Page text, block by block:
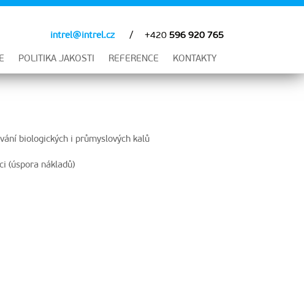
POLITIKA JAKOSTI REFERENCE KONTAKTY
intrel@intrel.cz +420 596 920 765
biologických i průmyslových kalů
(úspora nákladů)